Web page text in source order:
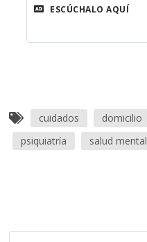
ESCÚCHALO AQUÍ
cuidados domicilio
psiquiatría
salud mental